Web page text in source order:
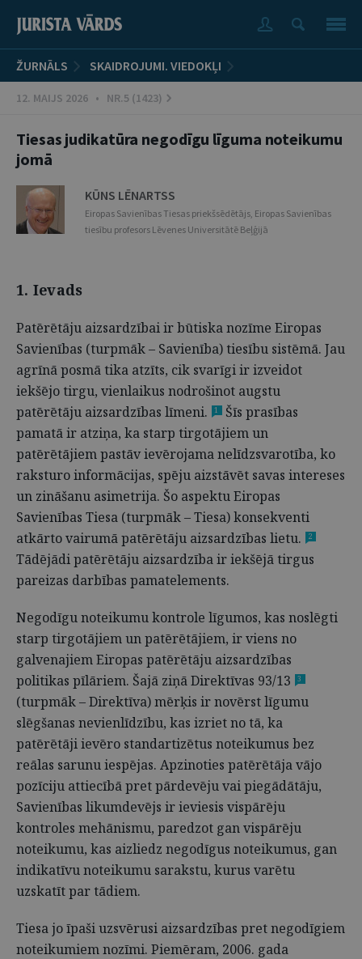
ŽURNĀLS SKAIDROJUMI. VIEDOKĻI
12. MAIJS 2026 • NR.5 (1423)
Tiesas judikatūra negodīgu līguma noteikumu
jomā
KŪNS LĒNARTSS
Eiropas Savienības Tiesas priekšsēdētājs, Eiropas Savienības
tiesību profesors Lēvenes Universitātē Beļģijā
1. Ievads
Patērētāju aizsardzībai ir būtiska nozīme Eiropas
Savienības (turpmāk – Savienība) tiesību sistēmā. Jau
agrīnā posmā tika atzīts, cik svarīgi ir izveidot
iekšējo tirgu, vienlaikus nodrošinot augstu
patērētāju aizsardzības līmeni.
1
Šīs prasības
pamatā ir atziņa, ka starp tirgotājiem un
patērētājiem pastāv ievērojama nelīdzsvarotība, ko
raksturo informācijas, spēju aizstāvēt savas intereses
un zināšanu asimetrija. Šo aspektu Eiropas
Savienības Tiesa (turpmāk – Tiesa) konsekventi
atkārto vairumā patērētāju aizsardzības lietu.
2
Tādējādi patērētāju aizsardzība ir iekšējā tirgus
pareizas darbības pamatelements.
Negodīgu noteikumu kontrole līgumos, kas noslēgti
starp tirgotājiem un patērētājiem, ir viens no
galvenajiem Eiropas patērētāju aizsardzības
politikas pīlāriem. Šajā ziņā Direktīvas 93/13
3
(turpmāk – Direktīva) mērķis ir novērst līgumu
slēgšanas nevienlīdzību, kas izriet no tā, ka
patērētāji ievēro standartizētus noteikumus bez
reālas sarunu iespējas. Apzinoties patērētāja vājo
pozīciju attiecībā pret pārdevēju vai piegādātāju,
Savienības likumdevējs ir ieviesis vispārēju
kontroles mehānismu, paredzot gan vispārēju
noteikumu, kas aizliedz negodīgus noteikumus, gan
indikatīvu noteikumu sarakstu, kurus varētu
uzskatīt par tādiem.
Tiesa jo īpaši uzsvērusi aizsardzības pret negodīgiem
noteikumiem nozīmi. Piemēram, 2006. gada